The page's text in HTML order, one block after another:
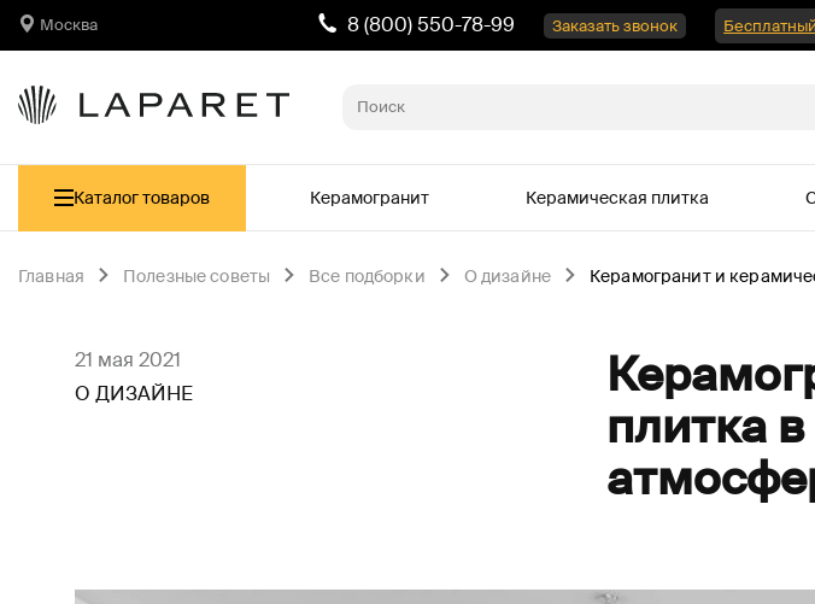
Москва 8 (800) 550-78-99 Заказать звонок
Каталог товаров Керамогранит Керамическая плитка
Главная Полезные советы Все подборки О дизайне Керамогранит и
21 мая 2021
О ДИЗАЙНЕ
плитка